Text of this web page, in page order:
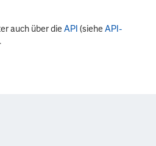
auch über dieAPI (sieheAPI-